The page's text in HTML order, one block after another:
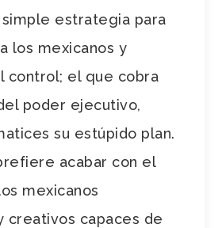
simple estrategia para
los mexicanos y
control; el que cobra
poder ejecutivo,
su estúpido plan.
acabar con el
mexicanos
creativos capaces de